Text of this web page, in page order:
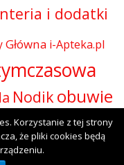
i dodatki
Główna i-Apteka.pl
Nodik obuwie
Perfumy i kosmetyki
SUKIENKI
Korzystanie z tej strony
że pliki cookies będą